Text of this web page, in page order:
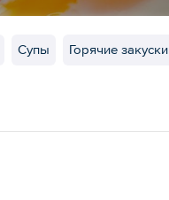
Супы Горячие закуски